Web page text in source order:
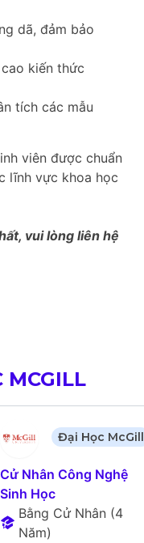
dã, đảm bảo
kiến thức
tích các mẫu
viên được chuẩn
lĩnh vực khoa học
vui lòng liên hệ
MCGILL
Đại Học McGill
Cử Nhân Công Nghệ
Sinh Học
Bằng Cử Nhân (4
Năm)